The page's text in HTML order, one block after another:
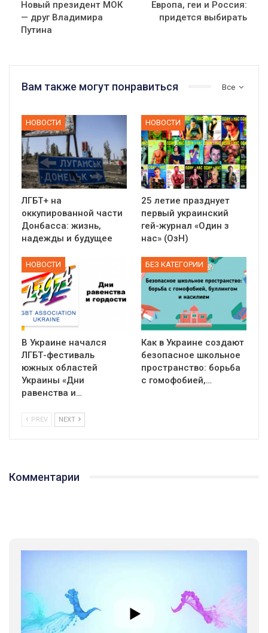
Новый президент МОК
— друг Владимира
Путина
Европа, геи и Россия:
придется выбирать
Все
Вам также могут понравиться
НОВОСТИ
ЛГБТ+ на
оккупированной части
Донбасса: жизнь,
надежды и будущее
НОВОСТИ
25 летие празднует
первый украинский
гей-журнал «Один з
нас» (ОзН)
НОВОСТИ
В Украине начался
ЛГБТ-фестиваль
южных областей
Украины «Дни
равенства и…
БЕЗ КАТЕГОРИИ
Как в Украине создают
безопасное школьное
пространство: борьба
с гомофобией,…
PREV NEXT
Комментарии